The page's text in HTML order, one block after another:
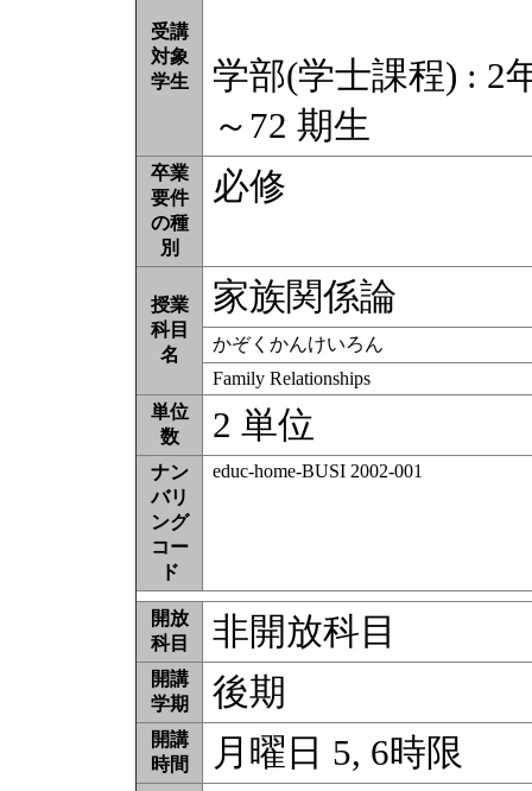
受講
対象
学生
学部(学士課程) : 2
～72 期生
卒業
要件
の種
別
必修
授業
科目
名
家族関係論
かぞくかんけいろん
Family Relationships
単位
数
2 単位
ナン
バリ
ング
コー
ド
educ-home-BUSI 2002-001
開放
科目
非開放科目
開講
学期
後期
開講
時間
月曜日 5, 6時限